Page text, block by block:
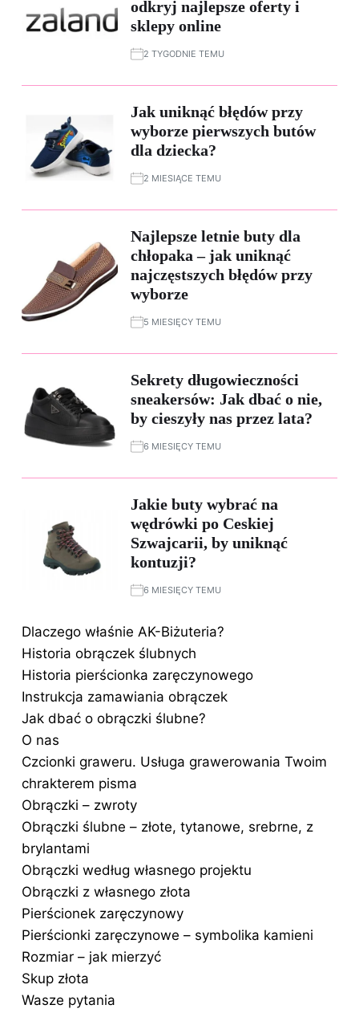
odkryj najlepsze oferty i
sklepy online
2 TYGODNIE TEMU
Jak uniknąć błędów przy
wyborze pierwszych butów
dla dziecka?
2 MIESIĄCE TEMU
Najlepsze letnie buty dla
chłopaka – jak uniknąć
najczęstszych błędów przy
wyborze
5 MIESIĘCY TEMU
Sekrety długowieczności
sneakersów: Jak dbać o nie,
by cieszyły nas przez lata?
6 MIESIĘCY TEMU
Jakie buty wybrać na
wędrówki po Ceskiej
Szwajcarii, by uniknąć
kontuzji?
6 MIESIĘCY TEMU
Dlaczego właśnie AK-Biżuteria?
Historia obrączek ślubnych
Historia pierścionka zaręczynowego
Instrukcja zamawiania obrączek
Jak dbać o obrączki ślubne?
O nas
Czcionki graweru. Usługa grawerowania Twoim
chrakterem pisma
Obrączki – zwroty
Obrączki ślubne – złote, tytanowe, srebrne, z
brylantami
Obrączki według własnego projektu
Obrączki z własnego złota
Pierścionek zaręczynowy
Pierścionki zaręczynowe – symbolika kamieni
Rozmiar – jak mierzyć
Skup złota
Wasze pytania